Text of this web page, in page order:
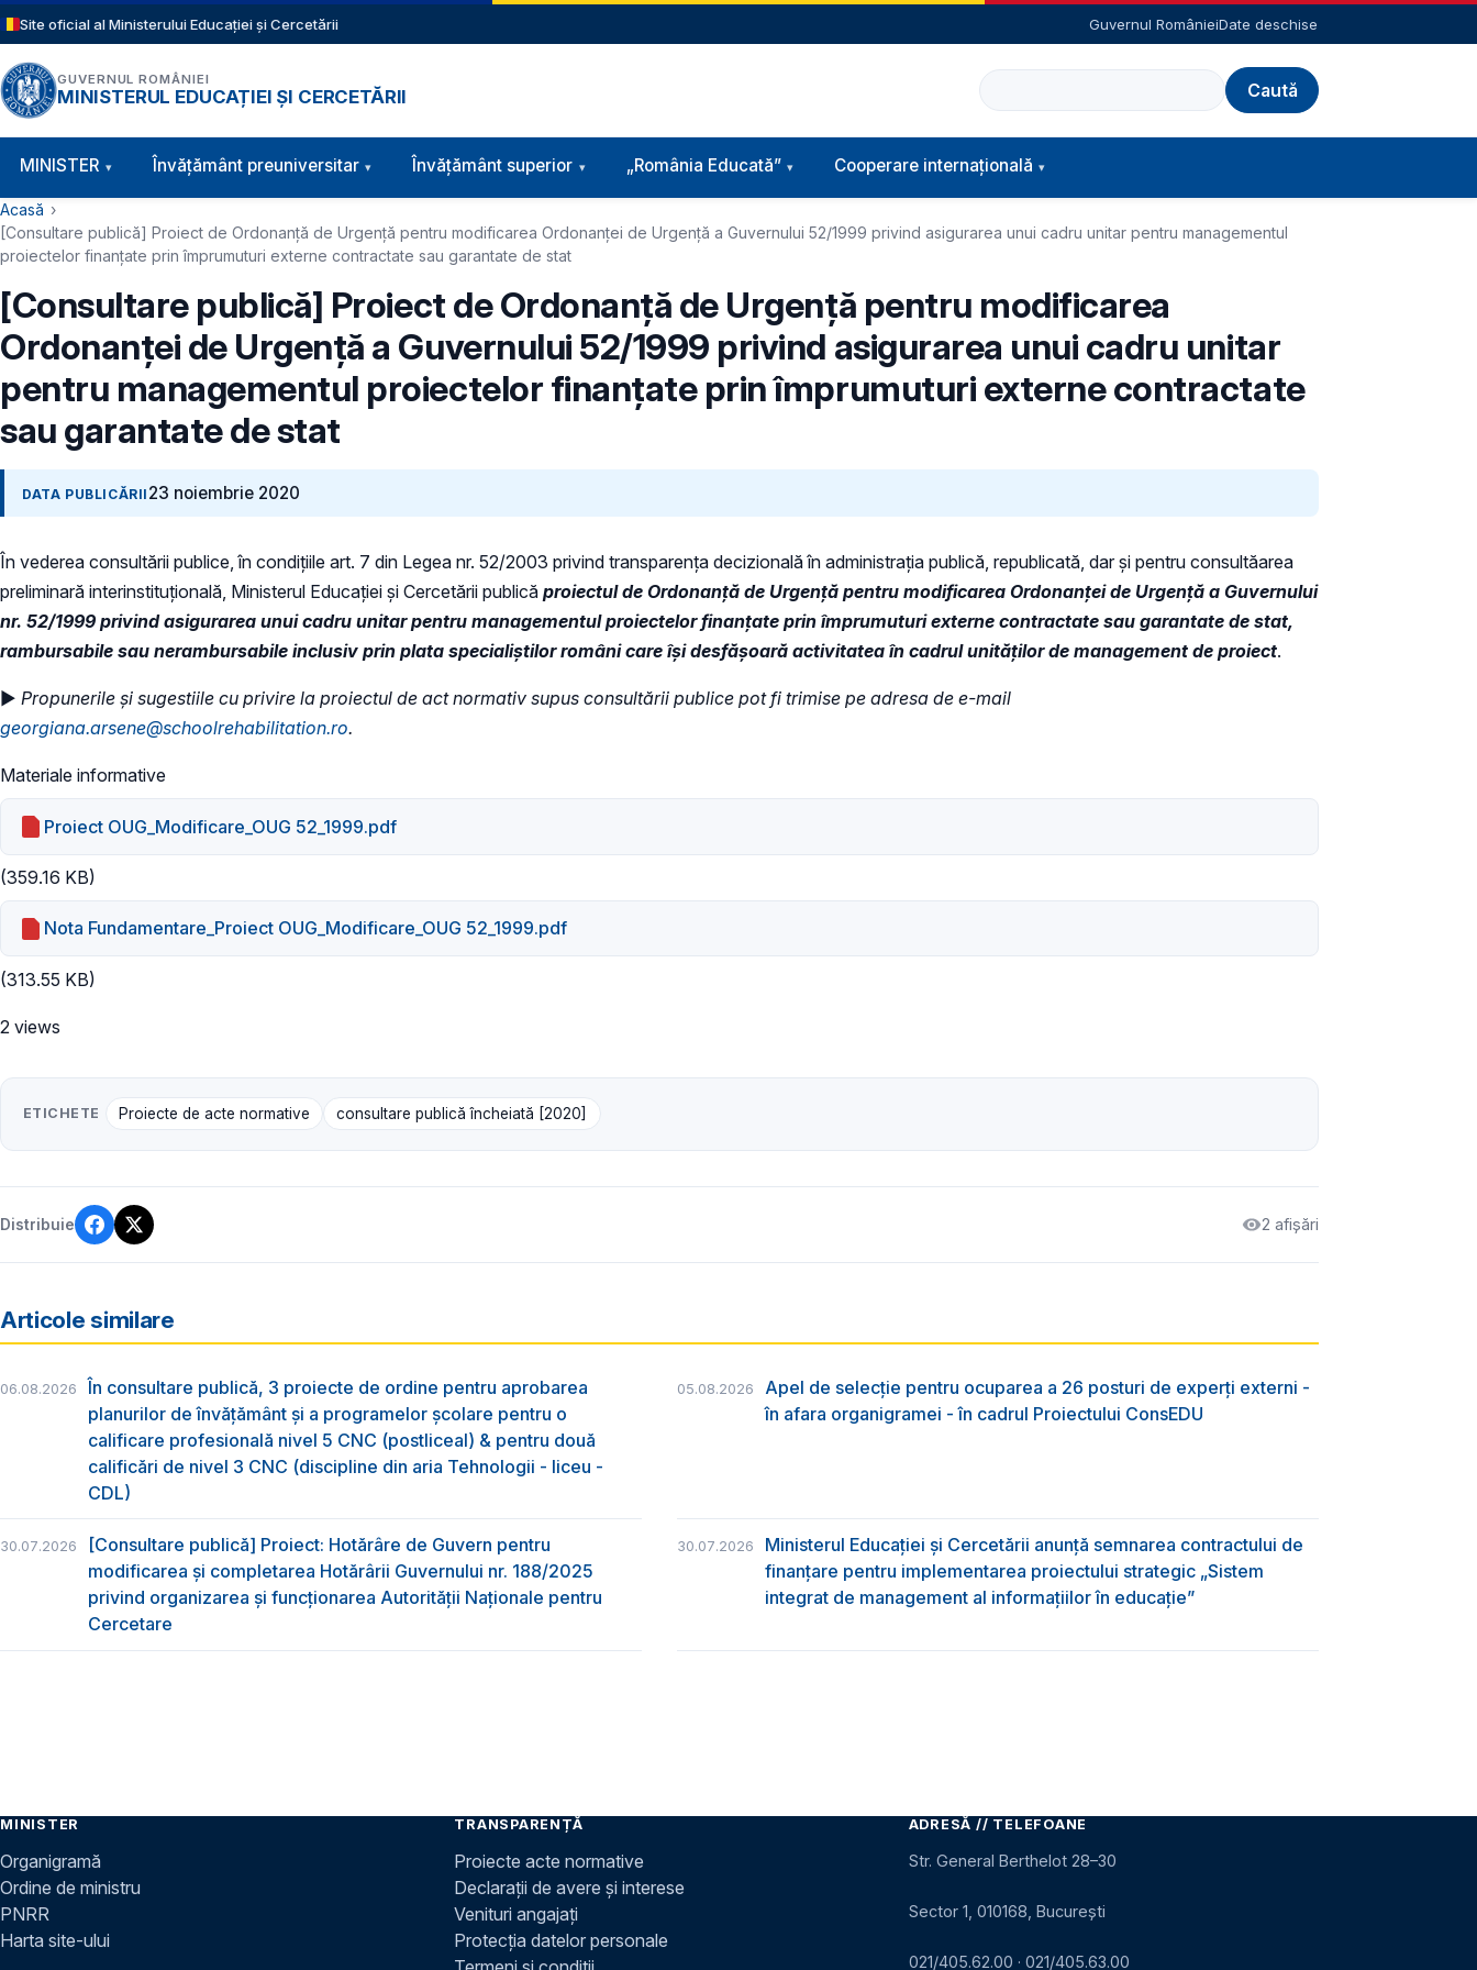
Sari la conținutul principal
Site oficial al Ministerului Educației și Cercetării Guvernul RomânieiDate deschise
GUVERNUL ROMÂNIEI
MINISTERUL EDUCAȚIEI ȘI CERCETĂRII
Caută
Navigație principală
MINISTER Învăţământ preuniversitar Învățământ superior „România Educată” Cooperare internațională
Cale de navigare
Acasă
[Consultare publică] Proiect de Ordonanță de Urgență pentru modificarea Ordonanței de Urgență a Guvernului 52/1999 privind asigurarea unui cadru unitar pentru managementul
proiectelor finanțate prin împrumuturi externe contractate sau garantate de stat
[Consultare publică] Proiect de Ordonanță de Urgență pentru modificarea
Ordonanței de Urgență a Guvernului 52/1999 privind asigurarea unui cadru unitar
pentru managementul proiectelor finanțate prin împrumuturi externe contractate
sau garantate de stat
DATA PUBLICĂRII 23 noiembrie 2020
În vederea consultării publice, în condiţiile art. 7 din Legea nr. 52/2003 privind transparenţa decizională în administraţia publică, republicată, dar și pentru consultăarea
preliminară interinstituțională, Ministerul Educaţiei și Cercetării publică proiectul de Ordonanță de Urgență pentru modificarea Ordonanței de Urgență a Guvernului
nr. 52/1999 privind asigurarea unui cadru unitar pentru managementul proiectelor finanțate prin împrumuturi externe contractate sau garantate de stat,
rambursabile sau nerambursabile inclusiv prin plata specialiștilor români care își desfășoară activitatea în cadrul unităților de management de proiect.
► Propunerile și sugestiile cu privire la proiectul de act normativ supus consultării publice pot fi trimise pe adresa de e-mail
georgiana.arsene@schoolrehabilitation.ro.
Materiale informative
Proiect OUG_Modificare_OUG 52_1999.pdf
(359.16 KB)
Nota Fundamentare_Proiect OUG_Modificare_OUG 52_1999.pdf
(313.55 KB)
2 views
ETICHETE Proiecte de acte normative consultare publică încheiată [2020]
Distribuie 2 afișări
Articole similare
06.08.2026
În consultare publică, 3 proiecte de ordine pentru aprobarea
planurilor de învățământ și a programelor școlare pentru o
calificare profesională nivel 5 CNC (postliceal) & pentru două
calificări de nivel 3 CNC (discipline din aria Tehnologii - liceu -
CDL)
05.08.2026
Apel de selecție pentru ocuparea a 26 posturi de experți externi -
în afara organigramei - în cadrul Proiectului ConsEDU
30.07.2026
[Consultare publică] Proiect: Hotărâre de Guvern pentru
modificarea și completarea Hotărârii Guvernului nr. 188/2025
privind organizarea şi funcţionarea Autorităţii Naţionale pentru
Cercetare
30.07.2026
Ministerul Educației și Cercetării anunță semnarea contractului de
finanțare pentru implementarea proiectului strategic „Sistem
integrat de management al informațiilor în educație”
MINISTER
Organigramă
Ordine de ministru
PNRR
Harta site-ului
TRANSPARENȚĂ
Proiecte acte normative
Declarații de avere și interese
Venituri angajați
Protecția datelor personale
ADRESĂ // TELEFOANE
Str. General Berthelot 28–30
Sector 1, 010168, București
021/405.62.00 · 021/405.63.00